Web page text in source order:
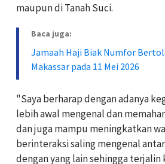
maupun di Tanah Suci.
Baca juga:
Jamaah Haji Biak Numfor
Makassar pada 11 Mei 2026
"Saya berharap dengan adanya
lebih awal mengenal dan
dan juga mampu meningkatkan
berinteraksi saling mengenal
dengan yang lain sehingga